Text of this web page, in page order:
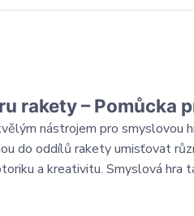
rakety – Pomůcka
nástrojem pro smyslovou
do oddílů rakety umisťovat
a kreativitu. Smyslová hra